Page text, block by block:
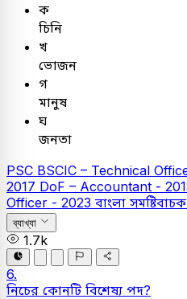
ক
চিনি
খ
ভোজন
গ
মানুষ
ঘ
জনতা
PSC BSCIC – Technical
2017 DoF – Accountant -
Officer - 2023 বাংলা
ব্যাখ্যা
1.7k
6.
নিচের কোনটি বিশেষ্য পদ?